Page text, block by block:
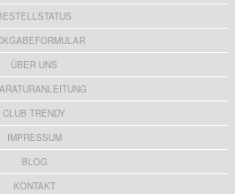
ÜBER UNS
CLUB TRENDY
IMPRESSUM
BLOG
KONTAKT